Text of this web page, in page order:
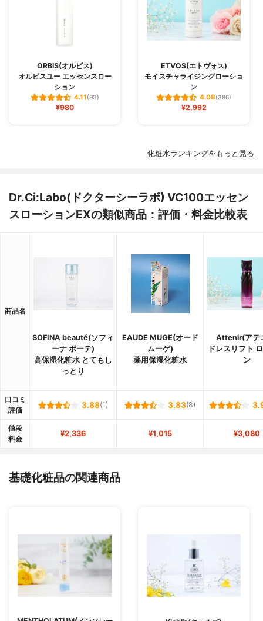
ORBIS(オルビス)
オルビスユー エッセンスロー
ション
4.11(93)
¥980
ETVOS(エトヴォス)
モイスチャライジングローショ
ン
4.08(386)
¥2,992
化粧水ランキングをもっと見る
Dr.Ci:Labo(ドクターシーラボ) VC100エッセン
スローションEXの類似商品：評価・料金比較表
商品名
SOFINA beauté(ソフィ
ーナ ボーテ)
高保湿化粧水 とてもし
っとり
EAUDE MUGE(オード
ムーゲ)
薬用保湿化粧水
Attenir(アテ
ドレスリフト
ン
口コミ
評価
3.88(1) 3.83(8)
値段
料金
¥2,336 ¥1,015 ¥3,080
基礎化粧品の関連商品